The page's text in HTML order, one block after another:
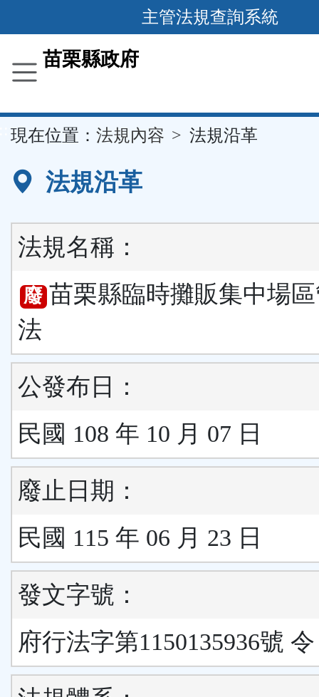
到
要
容
區
主管法規查詢系統
苗栗縣政府
現在位置： 法規內容 法規沿革
法規沿革
法規名稱：
廢 苗栗縣臨時攤販集中場
法
公發布日：
民國 108 年 10 月 07 日
廢止日期：
民國 115 年 06 月 23 日
發文字號：
府行法字第1150135936號 令